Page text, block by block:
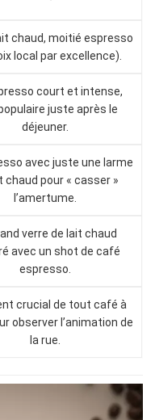
chaud, moitié espresso
local par excellence).
court et intense,
juste après le
déjeuner.
avec juste une larme
chaud pour « casser »
l’amertume.
verre de lait chaud
avec un shot de café
espresso.
crucial de tout café à
observer l’animation de
la rue.